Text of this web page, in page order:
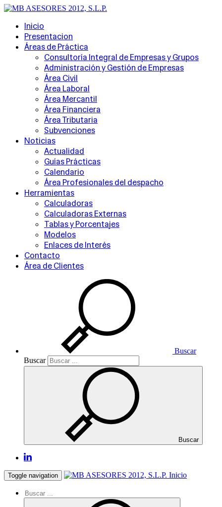
Inicio
Presentacion
Áreas de Práctica
Consultoría Integral de Empresas y Grupos
Administración y Gestión de Empresas
Área Civil
Área Laboral
Área Mercantil
Área Financiera
Área Tributaria
Subvenciones
Noticias
Actualidad
Guías Prácticas
Calendario
Área Profesionales del despacho
Herramientas
Calculadoras
Calculadoras Externas
Tablas y Porcentajes
Modelos
Enlaces de Interés
Contacto
Área de Clientes
Buscar
Buscar
Buscar
Toggle navigation Inicio